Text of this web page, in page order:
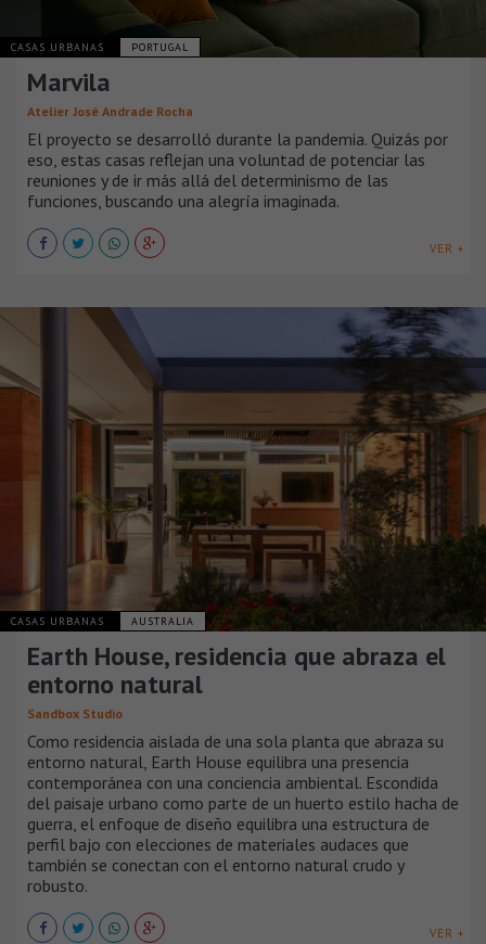
CASAS URBANAS PORTUGAL
Marvila
Atelier José Andrade Rocha
El proyecto se desarrolló durante la pandemia. Quizás por
eso, estas casas reflejan una voluntad de potenciar las
reuniones y de ir más allá del determinismo de las
funciones, buscando una alegría imaginada.
VER +
CASAS URBANAS AUSTRALIA
Earth House, residencia que abraza el
entorno natural
Sandbox Studio
Como residencia aislada de una sola planta que abraza su
entorno natural, Earth House equilibra una presencia
contemporánea con una conciencia ambiental. Escondida
del paisaje urbano como parte de un huerto estilo hacha de
guerra, el enfoque de diseño equilibra una estructura de
perfil bajo con elecciones de materiales audaces que
también se conectan con el entorno natural crudo y
robusto.
VER +